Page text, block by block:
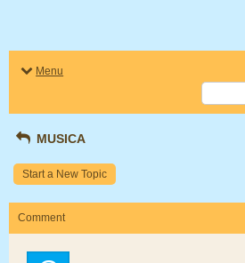
Menu
MUSICA
Start a New Topic
Comment